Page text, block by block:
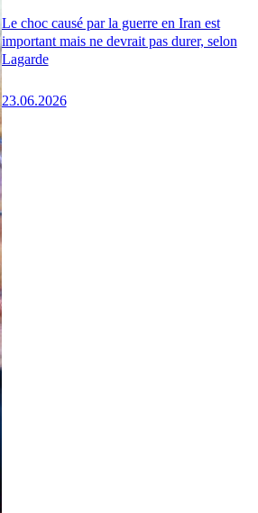
Le choc causé par la guerre en Iran est
important mais ne devrait pas durer, selon
Lagarde
23.06.2026